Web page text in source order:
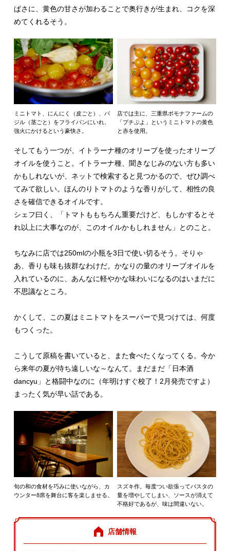
ぱさに、黄色の甘さが加わることで奥行きが生まれ、コクを深
めてくれるそう。
ミニトマト、にんにく（皮ごと）、バ
ジル（茎ごと）をフライパンにいれ、
強火にかけるという豪快さ。
店では主に、三重県ポモナファームの
「プチぷよ」というミニトマトの黄色
と赤を使用。
そしてもう一つが、イトラーナ種のオリーブを使ったオリーブ
オイルを使うこと。イトラーナ種、聞きなじみのない方も多い
かもしれないが、ネットで検索すると見つかるので、ぜひ調べ
てみて欲しい。ほんのりトマトのような香りがして、相性の良
さを確信できるオイルです。
シェフ曰く、「トマトももちろん重要だけど、もしかするとそ
れ以上に大事なのが、このオイルかもしれません」とのこと。
ちなみに店では250mlの小瓶を3日で使い切るそう。そりゃ
あ、香りも味も抜群なわけだ。かなりの量のオリーブオイルを
入れているのに、あんなに軽やかな味わいになるのはいまだに
不思議なところ。
かくして、この夏はミニトマトをスーパーで見つけては、何度
もつくった。
こうして原稿を書いていると、また食べたくなってくる。今か
ら来年の夏が待ち遠しいな～なんて。まだまだ「日本酒
dancyu」と格闘中なのに（年明けすぐ校了！2月発売ですよ）
まったく気が早い話である。
旬の和の食材を巧みに使いながら、カ
ウンター8席を舞台に客を楽しませる。
スズキ作。毎度つい欲張ってパスタの
量を増やしてしまい、ソースが消えて
不格好であるが、味は間違いない。
店舗情報